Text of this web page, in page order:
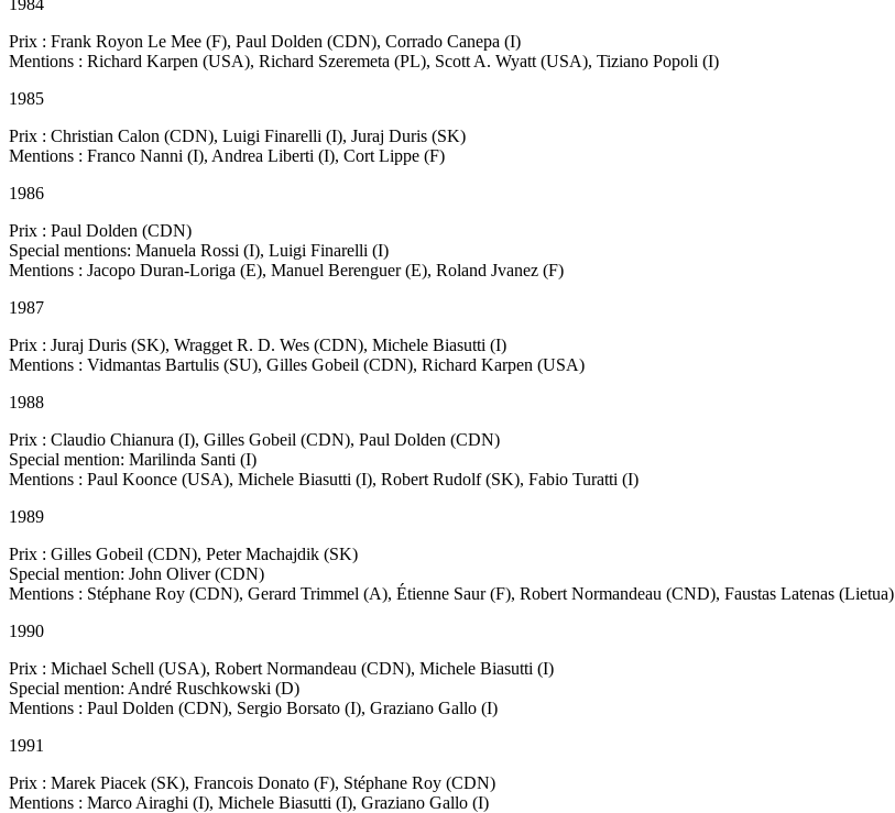
Prix : Frank Royon Le Mee (F), Paul Dolden (CDN), Corrado Canepa (I)
Mentions : Richard Karpen (USA), Richard Szeremeta (PL), Scott A. Wyatt (USA), Tiziano Popoli (I)
1985
Prix : Christian Calon (CDN), Luigi Finarelli (I), Juraj Duris (SK)
Mentions : Franco Nanni (I), Andrea Liberti (I), Cort Lippe (F)
1986
Prix : Paul Dolden (CDN)
Special mentions: Manuela Rossi (I), Luigi Finarelli (I)
Mentions : Jacopo Duran-Loriga (E), Manuel Berenguer (E), Roland Jvanez (F)
1987
Prix : Juraj Duris (SK), Wragget R. D. Wes (CDN), Michele Biasutti (I)
Mentions : Vidmantas Bartulis (SU), Gilles Gobeil (CDN), Richard Karpen (USA)
1988
Prix : Claudio Chianura (I), Gilles Gobeil (CDN), Paul Dolden (CDN)
Special mention: Marilinda Santi (I)
Mentions : Paul Koonce (USA), Michele Biasutti (I), Robert Rudolf (SK), Fabio Turatti (I)
1989
Prix : Gilles Gobeil (CDN), Peter Machajdik (SK)
Special mention: John Oliver (CDN)
Mentions : Stéphane Roy (CDN), Gerard Trimmel (A), Étienne Saur (F), Robert Normandeau (CND), Faustas Latenas (Lietua)
1990
Prix : Michael Schell (USA), Robert Normandeau (CDN), Michele Biasutti (I)
Special mention: André Ruschkowski (D)
Mentions : Paul Dolden (CDN), Sergio Borsato (I), Graziano Gallo (I)
1991
Prix : Marek Piacek (SK), Francois Donato (F), Stéphane Roy (CDN)
Mentions : Marco Airaghi (I), Michele Biasutti (I), Graziano Gallo (I)